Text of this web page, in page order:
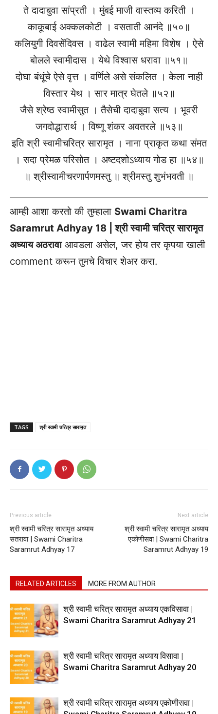
ते दादाबुवा सांप्रती । मुंबई माजी वास्तव्य करिती ।
काकूबाई अक्कलकोटी । वसताती आनंदे ॥५०॥
कलियुगी दिवसेंदिवस । वाढेल स्वामी महिमा विशेष । ऐसे
बोलले स्वामीदास । येथे विश्वास धरावा ॥५१॥
दोघा बंधूंचे ऐसे वृत्त । वर्णिले असे संकलित । केला नाही
विस्तार येथ । सार मात्र घेतले ॥५२॥
जैसे श्रेष्ठ स्वामीसुत । तैसेची दादाबुवा सत्य । भूवरी
जगदोद्धारार्थ । विष्णू शंकर अवतरले ॥५३॥
इति श्री स्वामीचरित्र सारामृत । नाना प्राकृत कथा संमत
। सदा प्रेमळ परिसोत । अष्टदशोऽध्याय गोड हा ॥५४॥
॥ श्रीस्वामीचरणार्पणमस्तु ॥ श्रीमस्तु शुभंभवती ॥
आम्ही आशा करतो की तुम्हाला Swami Charitra
Saramrut Adhyay 18 | श्री स्वामी चरित्र सारामृत
अध्याय अठरावाआवडला असेल, जर होय तर कृपया खाली
comment करून तुमचे विचार शेअर करा.
TAGS श्री स्वामी चरित्र सारामृत
Previous article
श्री स्वामी चरित्र सारामृत अध्याय
सतरावा | Swami Charitra
Saramrut Adhyay 17
Next article
श्री स्वामी चरित्र सारामृत अध्याय
एकोणीसवा | Swami Charitra
Saramrut Adhyay 19
RELATED ARTICLES MORE FROM AUTHOR
श्री स्वामी चरित्र सारामृत अध्याय एकविसावा |
Swami Charitra Saramrut Adhyay 21
श्री स्वामी चरित्र सारामृत अध्याय विसावा |
Swami Charitra Saramrut Adhyay 20
श्री स्वामी चरित्र सारामृत अध्याय एकोणीसवा |